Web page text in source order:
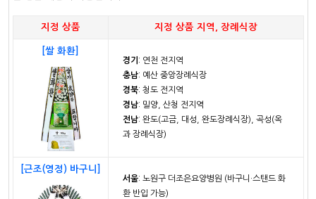
지정 상품 지정 상품 지역, 장례식장
[쌀 화환]
경기 : 연천 전지역
충남: 예산 중앙장례식장
경북: 청도 전지역
경남: 밀양, 산청 전지역
전남: 완도(고금, 대성, 완도장례식장), 곡성(옥
과 장례식장)
[근조(영정) 바구니]
서울: 노원구 더조은요양병원 (바구니·스탠드 화
환 반입 가능)